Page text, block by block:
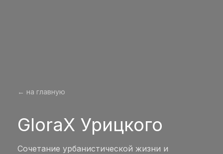
← на главную
GloraX Урицкого
Сочетание урбанистической жизни и